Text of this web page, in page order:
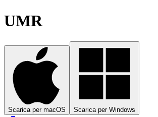
UMR
Scarica per macOS Scarica per Windows